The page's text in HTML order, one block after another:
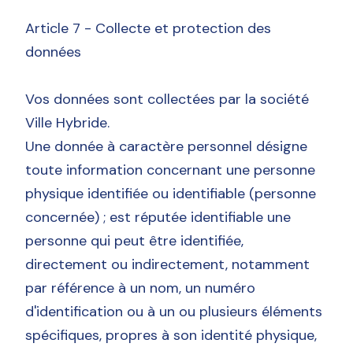
Article 7 - Collecte et protection des
données
Vos données sont collectées par la société
Ville Hybride.
Une donnée à caractère personnel désigne
toute information concernant une personne
physique identifiée ou identifiable (personne
concernée) ; est réputée identifiable une
personne qui peut être identifiée,
directement ou indirectement, notamment
par référence à un nom, un numéro
d'identification ou à un ou plusieurs éléments
spécifiques, propres à son identité physique,